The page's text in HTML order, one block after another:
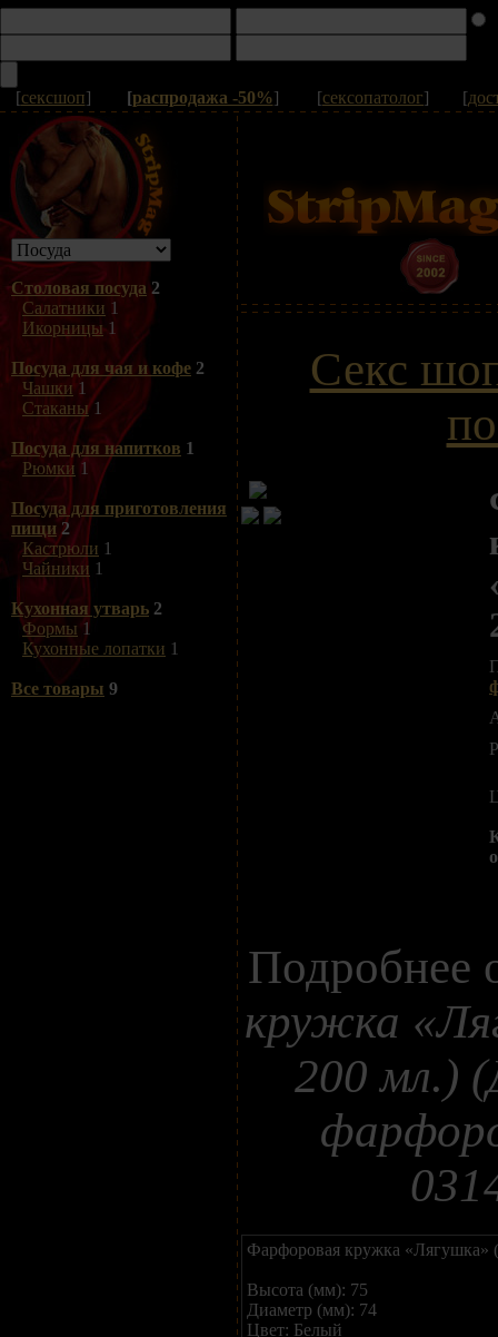
[сексшоп] [распродажа -50%] [сексопатолог] [
Столовая посуда 2
Салатники 1
Икорницы1
Посуда для чая и кофе 2
Чашки1
Стаканы1
Посуда для напитков 1
Рюмки 1
Посуда для приготовления
пищи 2
Кастрюли 1
Чайники 1
Кухонная утварь 2
Формы 1
Кухонные лопатки 1
Все товары 9
Секс
Подробнее
кружка
200 мл.)
Фарфоровая кружка «Лягушка»
Высота (мм): 75
Диаметр (мм): 74
Цвет: Белый